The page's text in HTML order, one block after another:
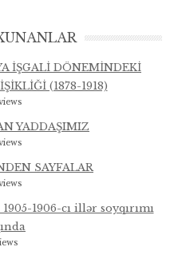
İŞGALİ DÖNEMİNDEKİ
(1878-1918)
YADDAŞIMIZ
SAYFALAR
1906-cı illər soyqırımı